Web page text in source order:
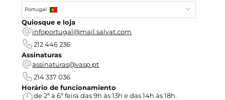
Portugal
Quiosque e loja
infoportugal@mail.salvat.com
212 446 236
Assinaturas
assinaturas@vasp.pt
214 337 036
Horário de funcionamiento
de 2ª a 6ª feira das 9h às 13h e das 14h às 18h.